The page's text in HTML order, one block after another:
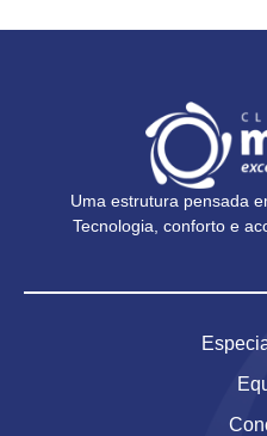
Uma estrutura pensada
Tecnologia, conforto e